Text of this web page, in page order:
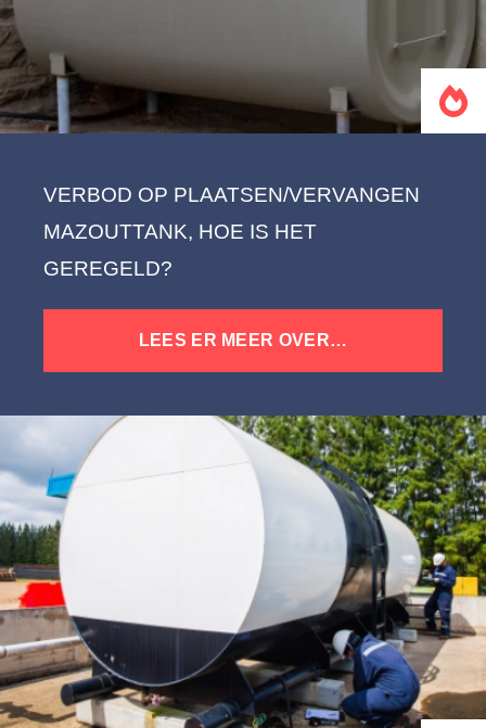
VERBOD OP PLAATSEN/VERVANGEN
MAZOUTTANK, HOE IS HET
GEREGELD?
LEES ER MEER OVER…